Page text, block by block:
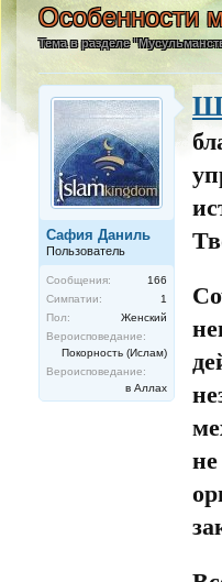
Особенности
Тема в разделе "
Сафия Даниль
Пользователь
Сообщения:
166
Симпатии:
1
Пол:
Женский
Вероисповедание:
Покорность (Ислам)
Вероисповедание:
в Аллах